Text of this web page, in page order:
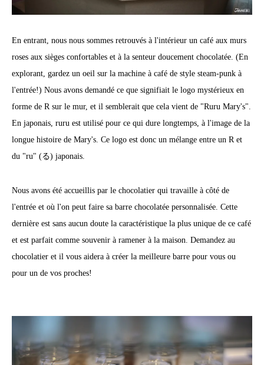
En entrant, nous nous sommes retrouvés à l'intérieur un café aux murs
roses aux sièges confortables et à la senteur doucement chocolatée. (En
explorant, gardez un oeil sur la machine à café de style steam-punk à
l'entrée!) Nous avons demandé ce que signifiait le logo mystérieux en
forme de R sur le mur, et il semblerait que cela vient de "Ruru Mary's".
En japonais, ruru est utilisé pour ce qui dure longtemps, à l'image de la
longue histoire de Mary's. Ce logo est donc un mélange entre un R et
du "ru" (る) japonais.
Nous avons été accueillis par le chocolatier qui travaille à côté de
l'entrée et où l'on peut faire sa barre chocolatée personnalisée. Cette
dernière est sans aucun doute la caractéristique la plus unique de ce café
et est parfait comme souvenir à ramener à la maison. Demandez au
chocolatier et il vous aidera à créer la meilleure barre pour vous ou
pour un de vos proches!